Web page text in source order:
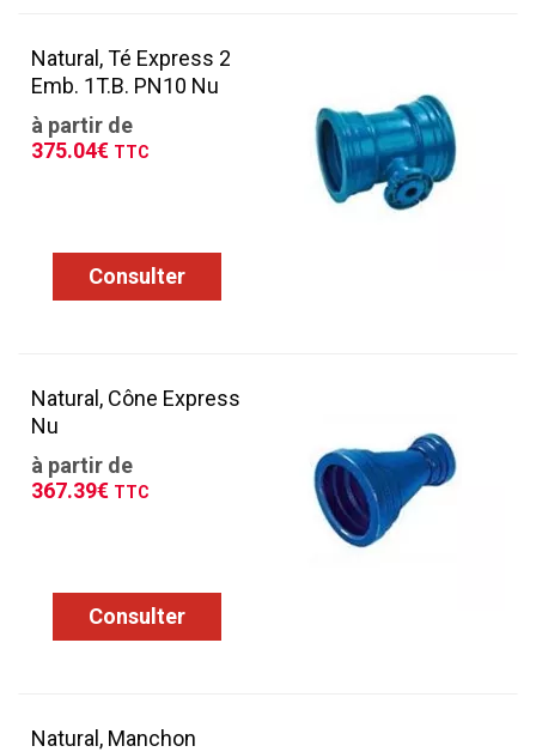
Natural, Té Express 2
Emb. 1T.B. PN10 Nu
à partir de
375.04€ TTC
Consulter
Natural, Cône Express
Nu
à partir de
367.39€ TTC
Consulter
Natural, Manchon